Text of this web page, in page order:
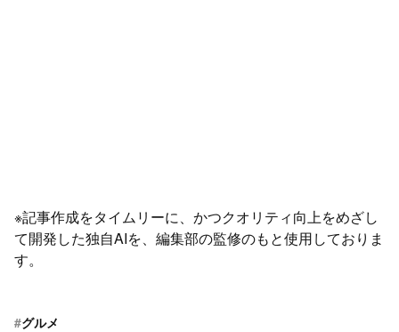
※記事作成をタイムリーに、かつクオリティ向上をめざし
て開発した独自AIを、編集部の監修のもと使用しておりま
す。
#グルメ